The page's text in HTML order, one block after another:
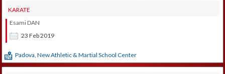
KARATE
23 Feb2019
Esami DAN
Padova, New Athletic & Martial School Center